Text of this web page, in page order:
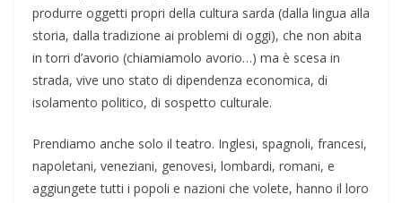
produrre oggetti propri della cultura sarda (dalla lingua alla
storia, dalla tradizione ai problemi di oggi), che non abita
in torri d’avorio (chiamiamolo avorio…) ma è scesa in
strada, vive uno stato di dipendenza economica, di
isolamento politico, di sospetto culturale.
Prendiamo anche solo il teatro. Inglesi, spagnoli, francesi,
napoletani, veneziani, genovesi, lombardi, romani, e
aggiungete tutti i popoli e nazioni che volete, hanno il loro